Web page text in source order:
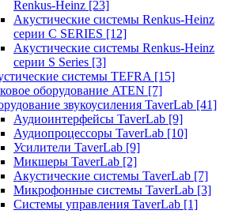
Renkus-Heinz [23]
Акустические системы Renkus-Heinz
серии C SERIES [12]
Акустические системы Renkus-Heinz
серии S Series [3]
системы TEFRA [15]
оборудование ATEN [7]
звукоусиления TaverLab [41]
Аудиоинтерфейсы TaverLab [9]
Аудиопроцессоры TaverLab [10]
Усилители TaverLab [9]
Микшеры TaverLab [2]
Акустические системы TaverLab [7]
Микрофонные системы TaverLab [3]
Системы управления TaverLab [1]